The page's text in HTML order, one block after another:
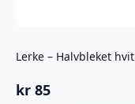
Lerke – Halvbleket hvit
kr 85